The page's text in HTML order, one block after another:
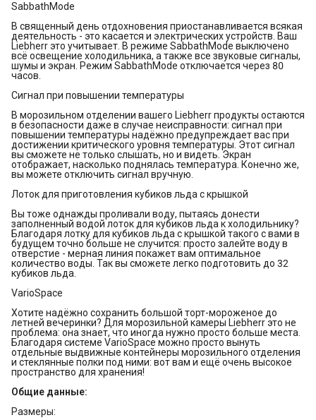
SabbathMode
В священный день отдохновения приостанавливается всякая
деятельность - это касается и электрических устройств. Ваш
Liebherr это учитывает. В режиме SabbathMode выключено
всё освещение холодильника, а также все звуковые сигналы,
шумы и экран. Режим SabbathMode отключается через 80
часов.
Сигнал при повышении температуры
В морозильном отделении вашего Liebherr продукты остаются
в безопасности даже в случае неисправности: сигнал при
повышении температуры надёжно предупреждает вас при
достижении критического уровня температуры. Этот сигнал
вы сможете не только слышать, но и видеть. Экран
отображает, насколько поднялась температура. Конечно же,
вы можете отключить сигнал вручную.
Лоток для приготовления кубиков льда с крышкой
Вы тоже однажды проливали воду, пытаясь донести
заполненный водой лоток для кубиков льда к холодильнику?
Благодаря лотку для кубиков льда с крышкой такого с вами в
будущем точно больше не случится: просто залейте воду в
отверстие - мерная линия покажет вам оптимальное
количество воды. Так вы сможете легко подготовить до 32
кубиков льда.
VarioSpace
Хотите надёжно сохранить большой торт-мороженое до
летней вечеринки? Для морозильной камеры Liebherr это не
проблема: она знает, что иногда нужно просто больше места.
Благодаря системе VarioSpace можно просто вынуть
отдельные выдвижные контейнеры морозильного отделения
и стеклянные полки под ними: вот вам и ещё очень высокое
пространство для хранения!
Общие данные:
Размеры: